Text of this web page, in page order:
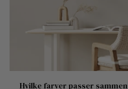
Hvilke farver passer